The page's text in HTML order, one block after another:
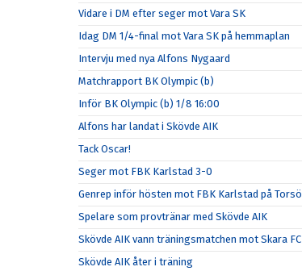
Vidare i DM efter seger mot Vara SK
Idag DM 1/4-final mot Vara SK på hemmaplan
Intervju med nya Alfons Nygaard
Matchrapport BK Olympic (b)
Inför BK Olympic (b) 1/8 16:00
Alfons har landat i Skövde AIK
Tack Oscar!
Seger mot FBK Karlstad 3-0
Genrep inför hösten mot FBK Karlstad på Torsö
Spelare som provtränar med Skövde AIK
Skövde AIK vann träningsmatchen mot Skara FC
Skövde AIK åter i träning